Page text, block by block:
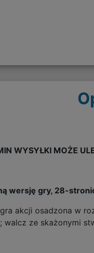
WYSYŁKI MOŻE
wersję gry, 28-
akcji osadzona w
walcz ze skażonymi